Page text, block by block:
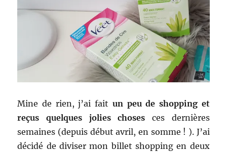
Mine de rien, j’ai fait un peu de shopping et
reçus quelques jolies choses ces dernières
semaines (depuis début avril, en somme ! ). J’ai
décidé de diviser mon billet shopping en deux